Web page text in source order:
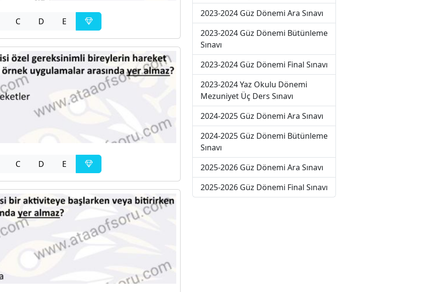
C D E
C D E
2023-2024 Güz Dönemi Ara Sınavı
2023-2024 Güz Dönemi Bütünleme
Sınavı
2023-2024 Güz Dönemi Final Sınavı
2023-2024 Yaz Okulu Dönemi
Mezuniyet Üç Ders Sınavı
2024-2025 Güz Dönemi Ara Sınavı
2024-2025 Güz Dönemi Bütünleme
Sınavı
2025-2026 Güz Dönemi Ara Sınavı
2025-2026 Güz Dönemi Final Sınavı